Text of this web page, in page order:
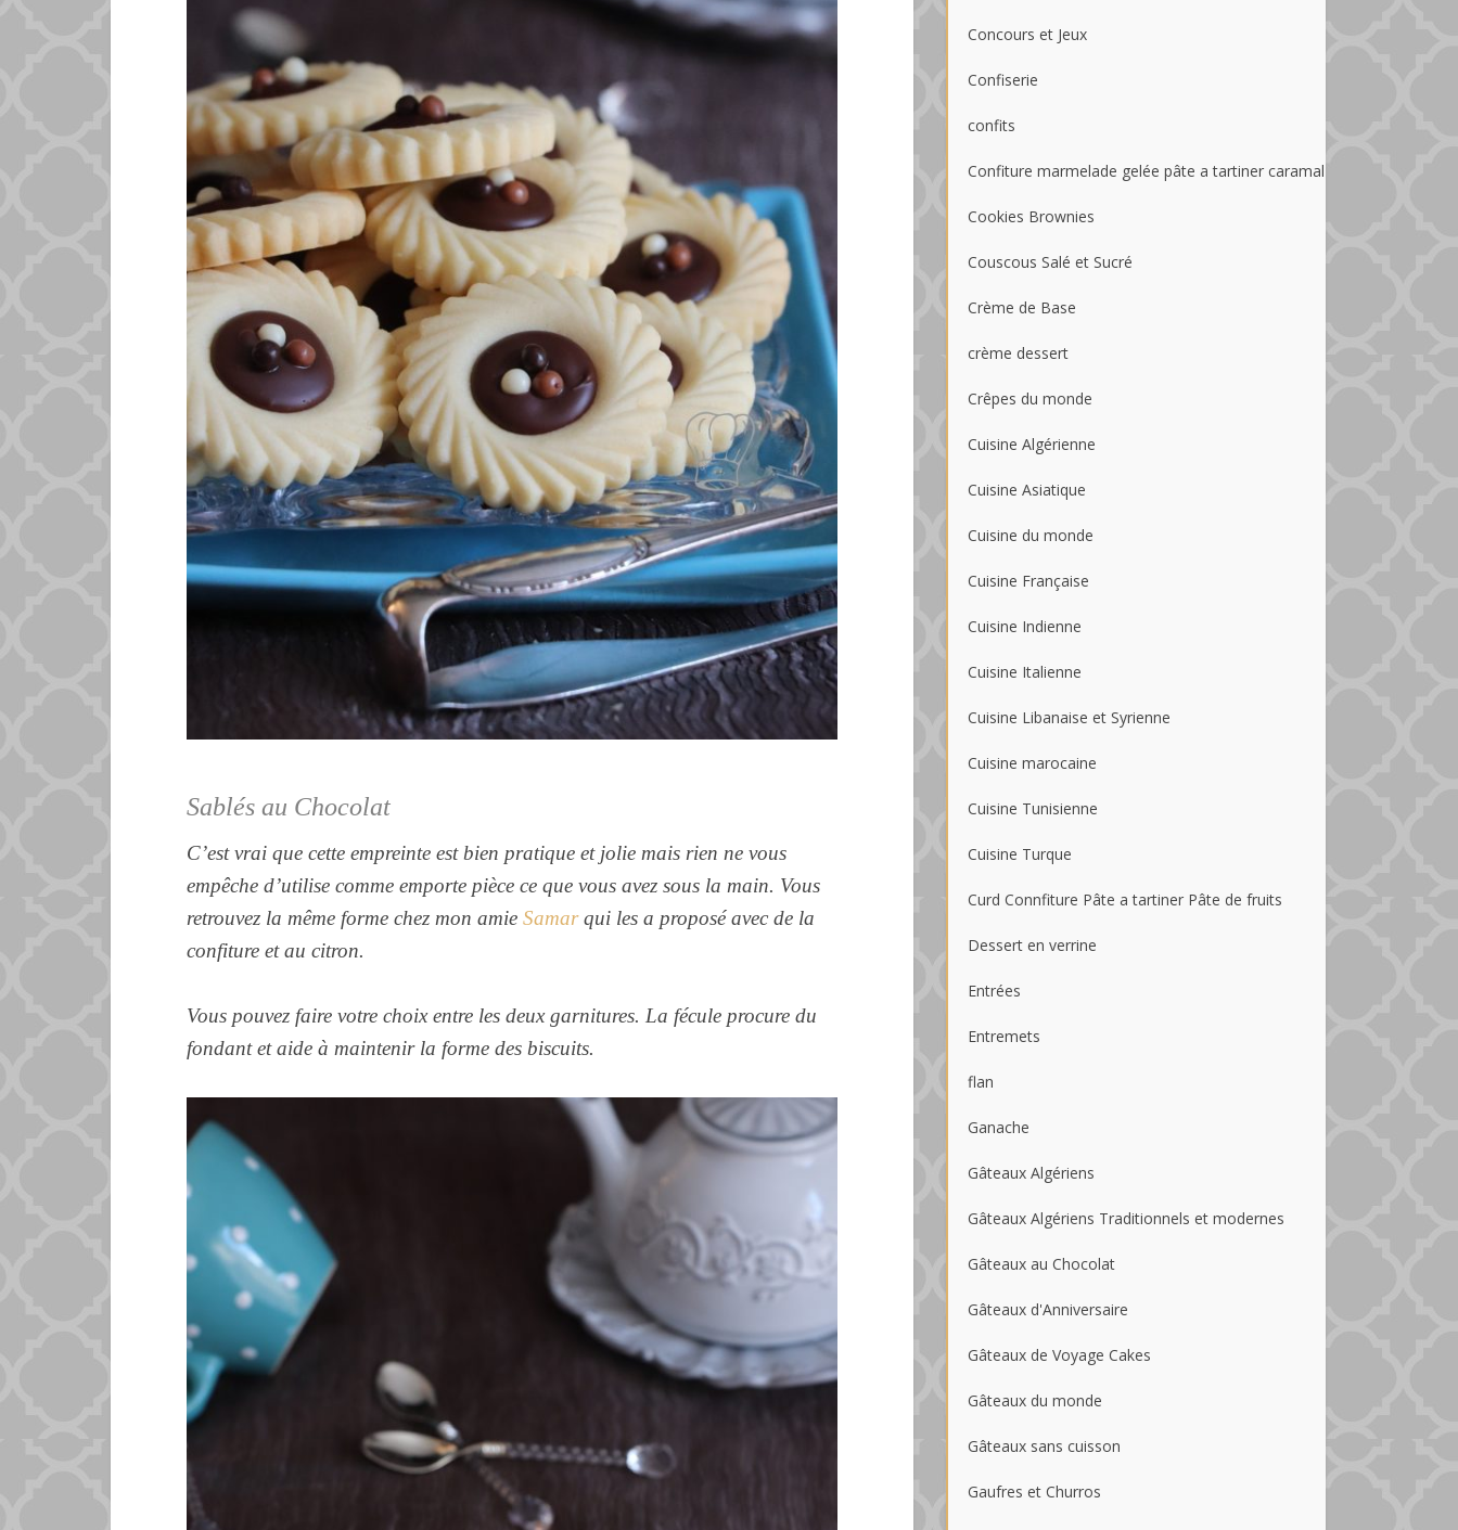
Sablés au Chocolat
C’est vrai que cette empreinte est bien pratique et jolie mais rien ne vous
empêche d’utilise comme emporte pièce ce que vous avez sous la main. Vous
retrouvez la même forme chez mon amie Samarqui les a proposé avec de la
confiture et au citron.
Vous pouvez faire votre choix entre les deux garnitures. La fécule procure du
fondant et aide à maintenir la forme des biscuits.
Concours et Jeux
Confiserie
confits
Confiture marmelade gelée pâte a tartiner caramal
Cookies Brownies
Couscous Salé et Sucré
Crème de Base
crème dessert
Crêpes du monde
Cuisine Algérienne
Cuisine Asiatique
Cuisine du monde
Cuisine Française
Cuisine Indienne
Cuisine Italienne
Cuisine Libanaise et Syrienne
Cuisine marocaine
Cuisine Tunisienne
Cuisine Turque
Curd Connfiture Pâte a tartiner Pâte de fruits
Dessert en verrine
Entrées
Entremets
flan
Ganache
Gâteaux Algériens
Gâteaux Algériens Traditionnels et modernes
Gâteaux au Chocolat
Gâteaux d'Anniversaire
Gâteaux de Voyage Cakes
Gâteaux du monde
Gâteaux sans cuisson
Gaufres et Churros